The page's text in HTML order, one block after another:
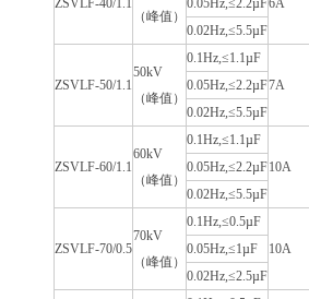
ZSVLF-40/1.1
（峰值）
6A
0.05Hz,≤2.2µF
0.02Hz,≤5.5µF
ZSVLF-50/1.1
50kV
（峰值）
0.1Hz,≤1.1µF
7A
0.05Hz,≤2.2µF
0.02Hz,≤5.5µF
ZSVLF-60/1.1
60kV
（峰值）
0.1Hz,≤1.1µF
10A
0.05Hz,≤2.2µF
0.02Hz,≤5.5µF
ZSVLF-70/0.5
70kV
（峰值）
0.1Hz,≤0.5µF
10A
0.05Hz,≤1µF
0.02Hz,≤2.5µF